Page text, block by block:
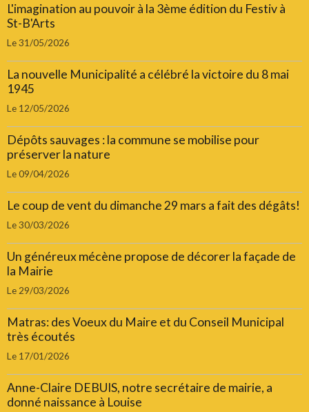
L'imagination au pouvoir à la 3ème édition du Festiv à
St-B'Arts
Le 31/05/2026
La nouvelle Municipalité a célébré la victoire du 8 mai
1945
Le 12/05/2026
Dépôts sauvages : la commune se mobilise pour
préserver la nature
Le 09/04/2026
Le coup de vent du dimanche 29 mars a fait des dégâts!
Le 30/03/2026
Un généreux mécène propose de décorer la façade de
la Mairie
Le 29/03/2026
Matras: des Voeux du Maire et du Conseil Municipal
très écoutés
Le 17/01/2026
Anne-Claire DEBUIS, notre secrétaire de mairie, a
donné naissance à Louise